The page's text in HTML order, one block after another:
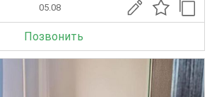
05.08
Позвонить